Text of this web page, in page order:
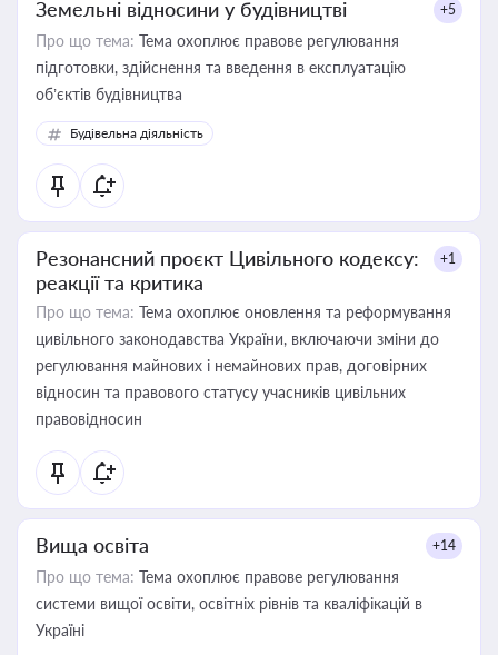
Земельні відносини у будівництві +5
Про що тема: Тема охоплює правове регулювання
підготовки, здійснення та введення в експлуатацію
об’єктів будівництва
Будівельна діяльність
Резонансний проєкт Цивільного кодексу:
реакції та критика
+1
Про що тема: Тема охоплює оновлення та реформування
цивільного законодавства України, включаючи зміни до
регулювання майнових і немайнових прав, договірних
відносин та правового статусу учасників цивільних
правовідносин
Вища освіта +14
Про що тема: Тема охоплює правове регулювання
системи вищої освіти, освітніх рівнів та кваліфікацій в
Україні